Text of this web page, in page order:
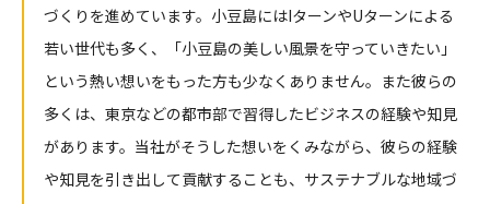
づくりを進めています。小豆島にはIターンやUターンによる
若い世代も多く、「小豆島の美しい風景を守っていきたい」
という熱い想いをもった方も少なくありません。また彼らの
多くは、東京などの都市部で習得したビジネスの経験や知見
があります。当社がそうした想いをくみながら、彼らの経験
や知見を引き出して貢献することも、サステナブルな地域づ